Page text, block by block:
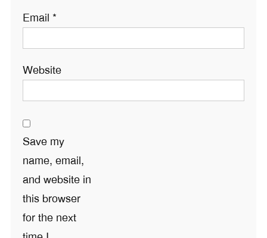
Email *
Website
Save my
name, email,
and website in
this browser
for the next